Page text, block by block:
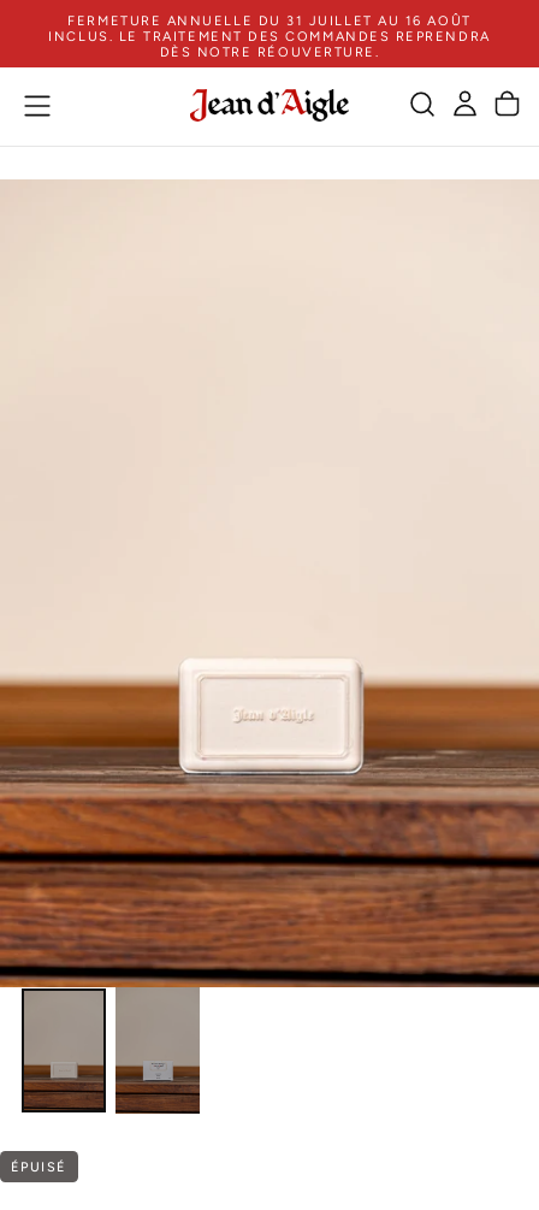
PASSER
AU
FERMETURE ANNUELLE DU 31 JUILLET AU 16 AOÛT
INCLUS. LE TRAITEMENT DES COMMANDES REPRENDRA
DÈS NOTRE RÉOUVERTURE.
ÉPUISÉ